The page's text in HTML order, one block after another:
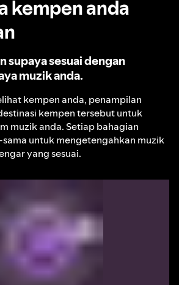
kempen anda
supaya sesuai dengan
muzik anda.
kempen anda, penampilan
kempen tersebut untuk
muzik anda. Setiap bahagian
untuk mengetengahkan muzik
yang sesuai.